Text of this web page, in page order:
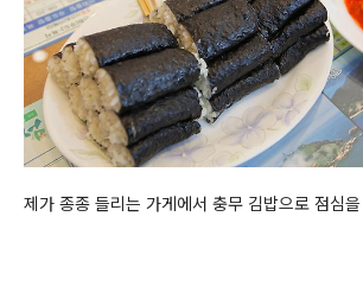
제가 종종 들리는 가게에서 충무 김밥으로 점심